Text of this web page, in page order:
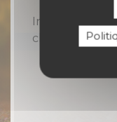
Inscrivez-
chaque